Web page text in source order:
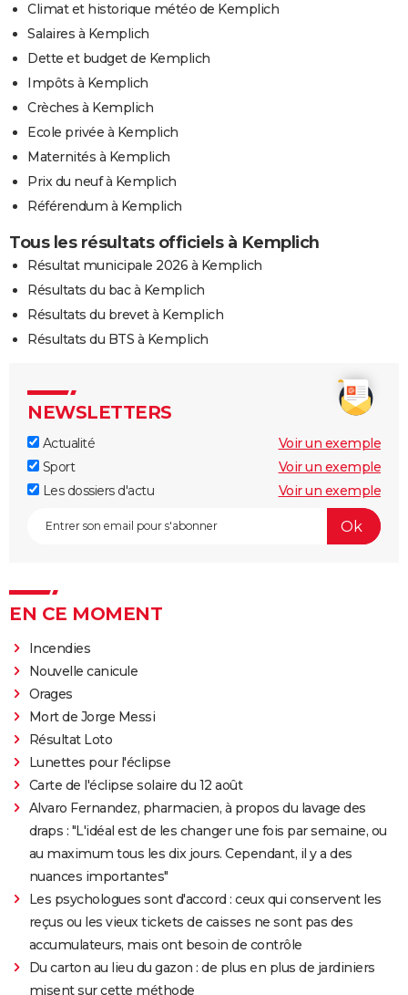
Climat et historique météo de Kemplich
Salaires à Kemplich
Dette et budget de Kemplich
Impôts à Kemplich
Crèches à Kemplich
Ecole privée à Kemplich
Maternités à Kemplich
Prix du neuf à Kemplich
Référendum à Kemplich
Tous les résultats officiels à Kemplich
Résultat municipale 2026 à Kemplich
Résultats du bac à Kemplich
Résultats du brevet à Kemplich
Résultats du BTS à Kemplich
NEWSLETTERS
Actualité
Voir un exemple
Sport
Voir un exemple
Les dossiers d'actu
Voir un exemple
EN CE MOMENT
Incendies
Nouvelle canicule
Orages
Mort de Jorge Messi
Résultat Loto
Lunettes pour l'éclipse
Carte de l'éclipse solaire du 12 août
Alvaro Fernandez, pharmacien, à propos du lavage des
draps : "L'idéal est de les changer une fois par semaine, ou
au maximum tous les dix jours. Cependant, il y a des
nuances importantes"
Les psychologues sont d'accord : ceux qui conservent les
reçus ou les vieux tickets de caisses ne sont pas des
accumulateurs, mais ont besoin de contrôle
Du carton au lieu du gazon : de plus en plus de jardiniers
misent sur cette méthode